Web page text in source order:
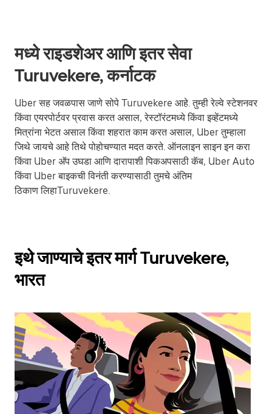
मध्ये राइडशेअर आणि इतर सेवा
Turuvekere, कर्नाटक
Uber सह जवळपास जाणे सोपे Turuvekere आहे. तुम्ही रेल्वे स्टेशनवर
किंवा एयरपोर्टवर प्रवास करत असाल, रेस्टॉरंटमध्ये किंवा इव्हेंटमध्ये
मित्रांना भेटत असाल किंवा शहरात काम करत असाल, Uber तुम्हाला
जिथे जायचे आहे तिथे पोहोचण्यात मदत करते. ऑनलाइन साइन इन करा
किंवा Uber अ‍ॅप उघडा आणि दारापाशी पिकअपसाठी कॅब, Uber Auto
किंवा Uber बाइकची विनंती करण्यासाठी तुमचे अंतिम
ठिकाण लिहाTuruvekere.
इथे जाण्याचे इतर मार्ग Turuvekere,
भारत